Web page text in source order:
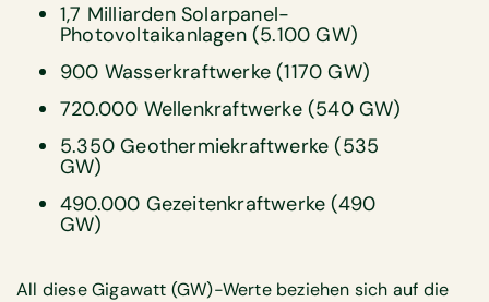
1,7 Milliarden Solarpanel-
Photovoltaikanlagen (5.100 GW)
900 Wasserkraftwerke (1170 GW)
720.000 Wellenkraftwerke (540 GW)
5.350 Geothermiekraftwerke (535
GW)
490.000 Gezeitenkraftwerke (490
GW)
All diese Gigawatt (GW)-Werte beziehen sich auf die